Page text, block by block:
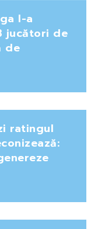
l-a
jucători de
de
ratingul